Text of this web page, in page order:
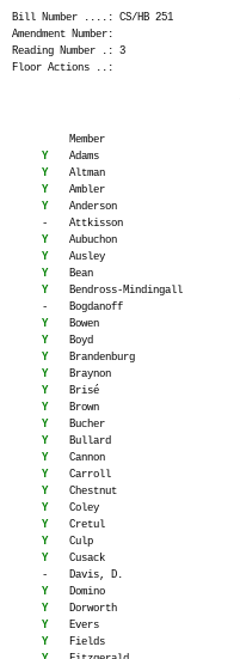
Bill Number ....: CS/HB 251
Amendment Number:
Reading Number .: 3
Floor Actions ..:
Member
Y
Adams
Y
Altman
Y
Ambler
Y
Anderson
-
Attkisson
Y
Aubuchon
Y
Ausley
Y
Bean
Y
Bendross-Mindingall
-
Bogdanoff
Y
Bowen
Y
Boyd
Y
Brandenburg
Y
Braynon
Y
Brisé
Y
Brown
Y
Bucher
Y
Bullard
Y
Cannon
Y
Carroll
Y
Chestnut
Y
Coley
Y
Cretul
Y
Culp
Y
Cusack
-
Davis, D.
Y
Domino
Y
Dorworth
Y
Evers
Y
Fields